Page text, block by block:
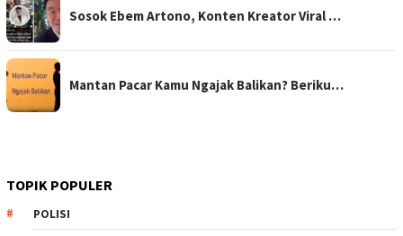
Sosok Ebem Artono, Konten Kreator Viral …
Mantan Pacar Kamu Ngajak Balikan? Beriku…
TOPIK POPULER
POLISI